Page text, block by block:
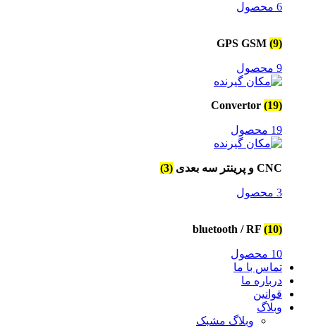
6 محصول
GPS GSM (9)
9 محصول
Convertor (19)
19 محصول
CNC و پرینتر سه بعدی (3)
3 محصول
bluetooth / RF (10)
10 محصول
تماس با ما
درباره ما
قوانین
وبلاگ
وبلاگ مشبک